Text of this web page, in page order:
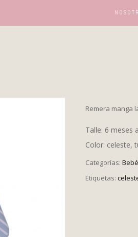
Remera manga
Talle: 6 meses
Color: celeste,
Categorías:
Etiquetas: